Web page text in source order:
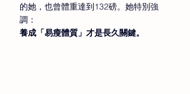
的她，也曾體重達到132磅。她特別強
調：
養成「易瘦體質」才是長久關鍵。